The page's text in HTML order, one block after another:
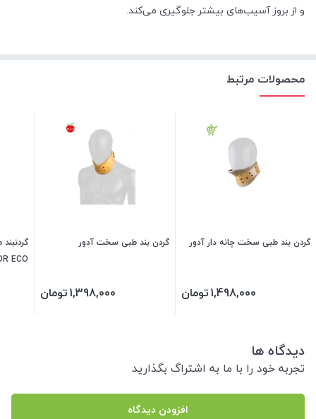
و از بروز آسیب‌های بیشتر جلوگیری می‌کند.
محصولات مرتبط
گردن بند طبی سخت چانه دار آدور
1,498,000تومان
گردن بند طبی سخت آدور
1,398,000تومان
ECO
دیدگاه ها
تجربه خود را با ما به اشتراگ بگذارید
افزودن دیدگاه